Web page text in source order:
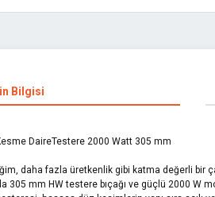
Bilgisi
DaireTestere 2000 Watt 305 mm
daha fazla üretkenlik gibi katma değerli
305 mm HW testere bıçağı ve güçlü 2000